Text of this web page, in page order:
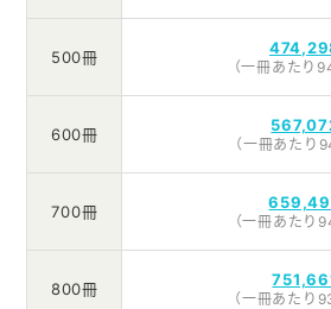
500冊
（一冊あたり
600冊
（一冊あたり
700冊
（一冊あたり
800冊
（一冊あたり